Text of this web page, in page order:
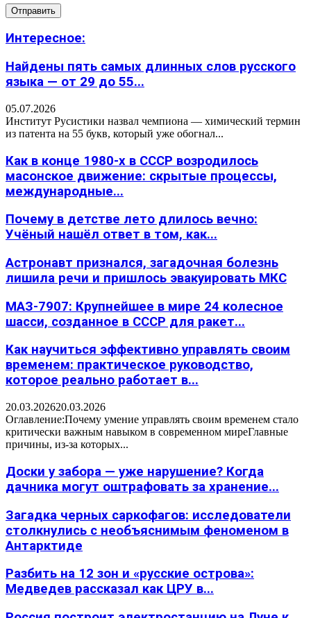
Интересное:
Найдены пять самых длинных слов русского
языка — от 29 до 55...
05.07.2026
Институт Русистики назвал чемпиона — химический термин
из патента на 55 букв, который уже обогнал...
Как в конце 1980-х в СССР возродилось
масонское движение: скрытые процессы,
международные...
Почему в детстве лето длилось вечно:
Учёный нашёл ответ в том, как...
Астронавт признался, загадочная болезнь
лишила речи и пришлось эвакуировать МКС
МАЗ-7907: Крупнейшее в мире 24 колесное
шасси, созданное в СССР для ракет...
Как научиться эффективно управлять своим
временем: практическое руководство,
которое реально работает в...
20.03.202620.03.2026
Оглавление:Почему умение управлять своим временем стало
критически важным навыком в современном миреГлавные
причины, из-за которых...
Доски у забора — уже нарушение? Когда
дачника могут оштрафовать за хранение...
Загадка черных саркофагов: исследователи
столкнулись с необъяснимым феноменом в
Антарктиде
Разбить на 12 зон и «русские острова»:
Медведев рассказал как ЦРУ в...